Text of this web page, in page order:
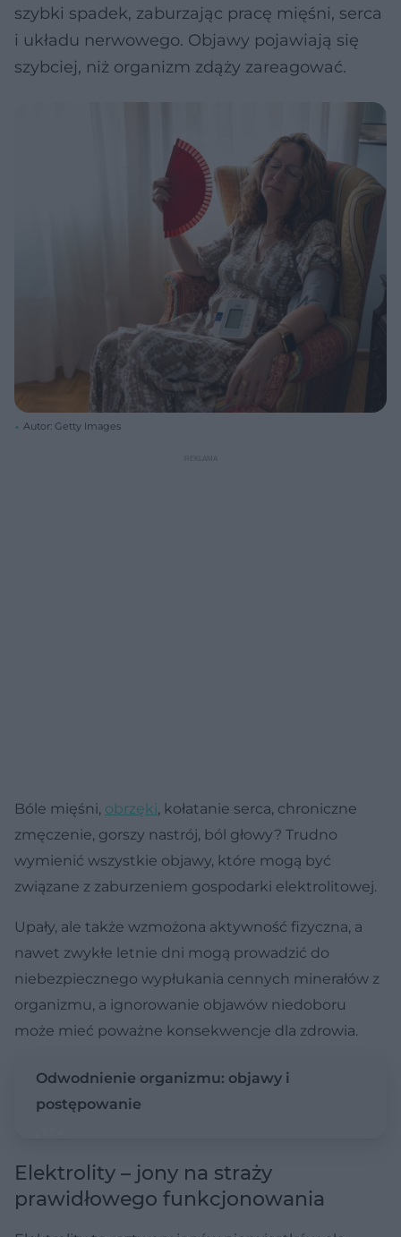
szybki spadek, zaburzając pracę mięśni, serca
i układu nerwowego. Objawy pojawiają się
szybciej, niż organizm zdąży zareagować.
Autor: Getty Images
Bóle mięśni, obrzęki, kołatanie serca, chroniczne
zmęczenie, gorszy nastrój, ból głowy? Trudno
wymienić wszystkie objawy, które mogą być
związane z zaburzeniem gospodarki elektrolitowej.
Upały, ale także wzmożona aktywność fizyczna, a
nawet zwykłe letnie dni mogą prowadzić do
niebezpiecznego wypłukania cennych minerałów z
organizmu, a ignorowanie objawów niedoboru
może mieć poważne konsekwencje dla zdrowia.
Odwodnienie organizmu: objawy i
postępowanie
Elektrolity – jony na straży
prawidłowego funkcjonowania